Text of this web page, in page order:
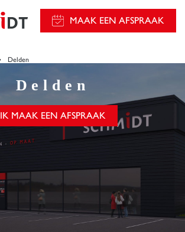
MAAK EEN AFSPRAAK
Delden
Delden
IK MAAK EEN AFSPRAAK